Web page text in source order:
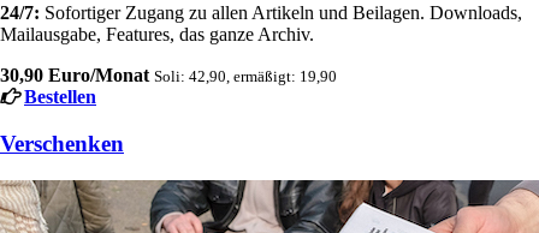
24/7: Sofortiger Zugang zu allen Artikeln und Beilagen. Downloads,
Mailausgabe, Features, das ganze Archiv.
30,90 Euro/Monat Soli: 42,90, ermäßigt: 19,90
Bestellen
Verschenken